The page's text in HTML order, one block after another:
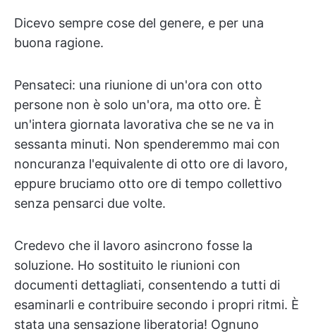
Dicevo sempre cose del genere, e per una
buona ragione.
Pensateci: una riunione di un'ora con otto
persone non è solo un'ora, ma otto ore. È
un'intera giornata lavorativa che se ne va in
sessanta minuti. Non spenderemmo mai con
noncuranza l'equivalente di otto ore di lavoro,
eppure bruciamo otto ore di tempo collettivo
senza pensarci due volte.
Credevo che il lavoro asincrono fosse la
soluzione. Ho sostituito le riunioni con
documenti dettagliati, consentendo a tutti di
esaminarli e contribuire secondo i propri ritmi. È
stata una sensazione liberatoria! Ognuno